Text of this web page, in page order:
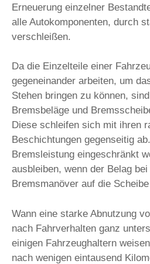
Erneuerung einzelner
alle Autokomponenten, durch
verschleißen.
Da die Einzelteile einer
gegeneinander arbeiten, um
Stehen bringen zu können,
Bremsbeläge und
Diese schleifen sich mit ihren
Beschichtungen gegenseitig
Bremsleistung eingeschränkt
ausbleiben, wenn der Belag bei
Bremsmanöver auf die
Wann eine starke Abnutzung
nach Fahrverhalten ganz
einigen Fahrzeughaltern
nach wenigen eintausend